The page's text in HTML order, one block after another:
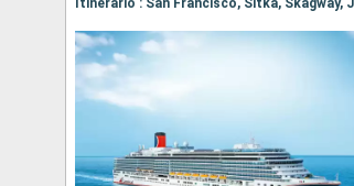
Itinerario : San Francisco, Sitka,